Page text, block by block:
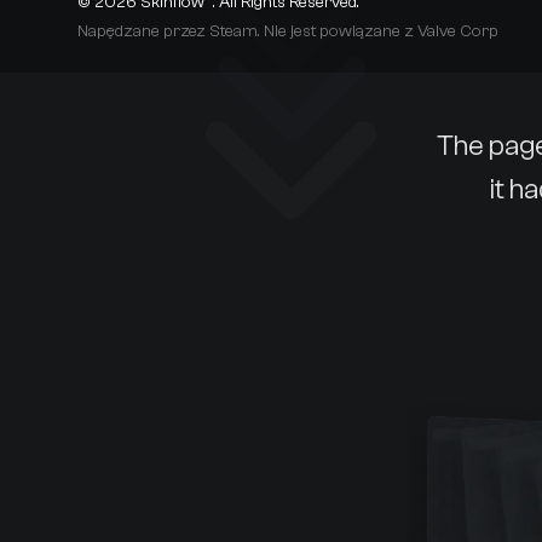
Napędzane przez Steam. Nie jest powiązane z Valve Corp
The
it